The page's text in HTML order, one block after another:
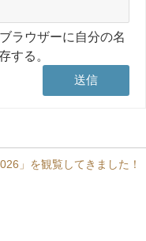
ラウザーに自分の名
する。
」を観覧してきました！